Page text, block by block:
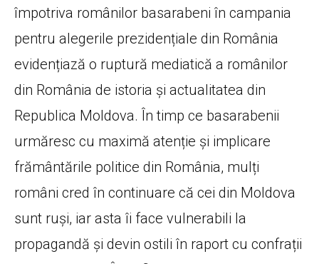
împotriva românilor basarabeni în campania
pentru alegerile prezidențiale din România
evidențiază o ruptură mediatică a românilor
din România de istoria și actualitatea din
Republica Moldova. În timp ce basarabenii
urmăresc cu maximă atenție și implicare
frământările politice din România, mulți
români cred în continuare că cei din Moldova
sunt ruși, iar asta îi face vulnerabili la
propagandă și devin ostili în raport cu confrații